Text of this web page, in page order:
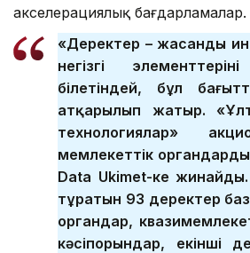
акселерациялық бағдарламалар.
«Деректер – жасанды
негізгі
білетіндей, бұл
атқарылып жатыр.
технологиялар»
мемлекеттік
Data Ukimet-ке
тұратын 93 деректер
органдар,
кәсіпорындар, екінші